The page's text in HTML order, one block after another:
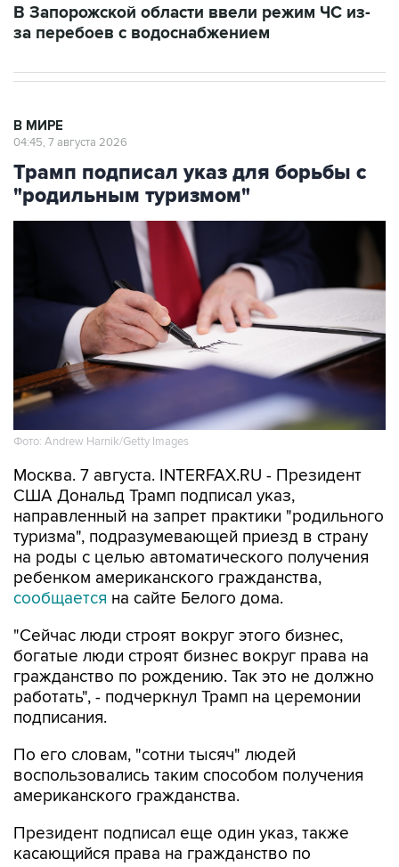
В Запорожской области ввели режим ЧС из-
за перебоев с водоснабжением
В МИРЕ
04:45, 7 августа 2026
Трамп подписал указ для борьбы с
"родильным туризмом"
Фото: Andrew Harnik/Getty Images
Москва. 7 августа. INTERFAX.RU - Президент
США Дональд Трамп подписал указ,
направленный на запрет практики "родильного
туризма", подразумевающей приезд в страну
на роды с целью автоматического получения
ребенком американского гражданства,
сообщается на сайте Белого дома.
"Сейчас люди строят вокруг этого бизнес,
богатые люди строят бизнес вокруг права на
гражданство по рождению. Так это не должно
работать", - подчеркнул Трамп на церемонии
подписания.
По его словам, "сотни тысяч" людей
воспользовались таким способом получения
американского гражданства.
Президент подписал еще один указ, также
касающийся права на гражданство по